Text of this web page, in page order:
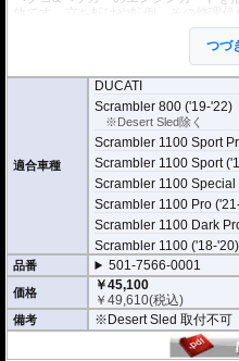
放です。立ち転けや転倒、その修理
ヘプコ&ベッカーではツーリングを心
万が一の有事から車体を守ります。
多点に分散し、全体的にダメージを
地面と車体の間への足の挟み込みな
品質の差別化
ヘプコ&ベッカーのエンジンガードに
イプをさらに1本追加させた2重構造を
肉厚スチールの加工が施されている
きだされた耐衝撃性に優れた構造です
また多点支持や、パイプのつなぎ方
度を確保。
これらのこだわりを元に、各所にツ
夫が施されています。
つづ
適合車種
DUCATI
Scrambler 800 ('19-'22)
※Desert Sled除く
Scrambler 1100 Sport
Scrambler 1100 Sport
Scrambler 1100 Special
Scrambler 1100 Pro
Scrambler 1100 Dark
Scrambler 1100 ('18-'20)
品番 501-7566-0001
価格
￥45,100
￥49,610(税込)
備考 ※Desert Sled 取付不可